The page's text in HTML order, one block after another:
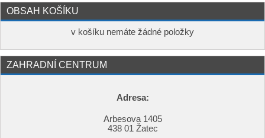
OBSAH KOŠÍKU
v košíku nemáte žádné položky
ZAHRADNÍ CENTRUM
Adresa:
Arbesova 1405
438 01 Žatec